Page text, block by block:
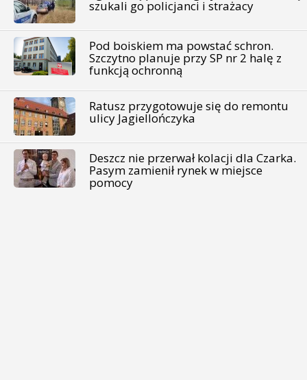
szukali go policjanci i strażacy
Pod boiskiem ma powstać schron.
Szczytno planuje przy SP nr 2 halę z
funkcją ochronną
Ratusz przygotowuje się do remontu
ulicy Jagiellończyka
Deszcz nie przerwał kolacji dla Czarka.
Pasym zamienił rynek w miejsce
pomocy